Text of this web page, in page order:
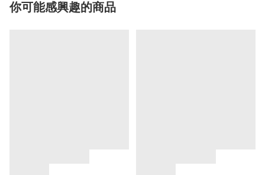
你可能感興趣的商品